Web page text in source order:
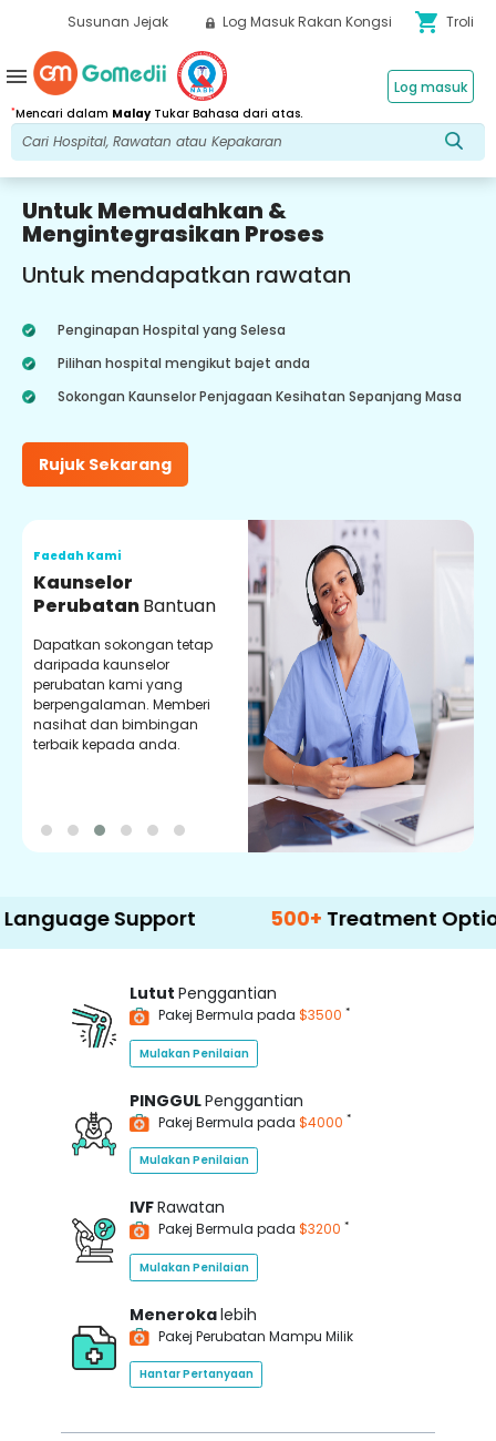
Susunan Jejak Log Masuk Rakan Kongsi shopping_cart Troli
*Mencari dalam MalayTukar Bahasa dari atas.
Log masuk
menu
Untuk Memudahkan &
Mengintegrasikan Proses
Untuk mendapatkan rawatan
Penginapan Hospital yang Selesa
Pilihan hospital mengikut bajet anda
Sokongan Kaunselor Penjagaan Kesihatan Sepanjang Masa
Rujuk Sekarang
Faedah Kami
Kaunselor
PerubatanBantuan
Dapatkan sokongan tetap
daripada kaunselor
perubatan kami yang
berpengalaman. Memberi
nasihat dan bimbingan
terbaik kepada anda.
Support 500+ Treatment Options
Lutut Penggantian
Pakej Bermula pada $3500 *
Mulakan Penilaian
PINGGULPenggantian
Pakej Bermula pada $4000 *
Mulakan Penilaian
IVFRawatan
Pakej Bermula pada $3200 *
Mulakan Penilaian
Menerokalebih
Pakej Perubatan Mampu Milik
Hantar Pertanyaan